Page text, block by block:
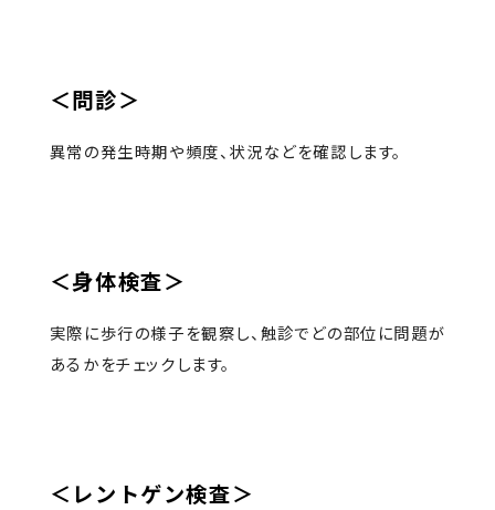
＜問診＞
異常の発生時期や頻度、状況などを確認します。
＜身体検査＞
実際に歩行の様子を観察し、触診でどの部位に問題が
あるかをチェックします。
＜レントゲン検査＞